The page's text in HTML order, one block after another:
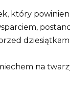
który
na